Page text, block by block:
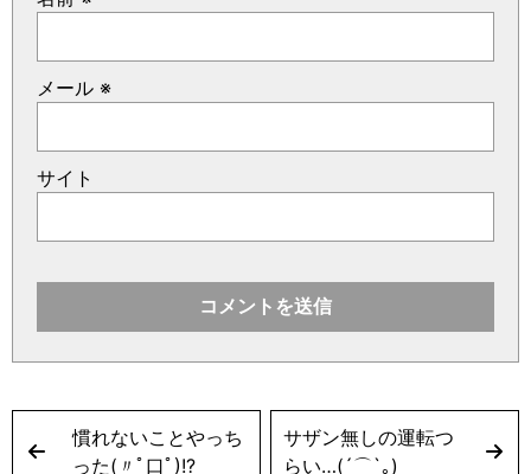
メール ※
サイト
慣れないことやっち
った(〃ﾟ口ﾟ)!?
サザン無しの運転つ
らい…(´⌒︎`｡)